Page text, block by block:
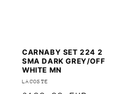
CARNABY SET 224 2
SMA DARK GREY/OFF
WHITE MN
Anbieter:
LACOSTE